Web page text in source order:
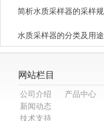
水质采样器的分类及用途
网站栏目
公司介绍
产品中心
新闻动态
技术支持